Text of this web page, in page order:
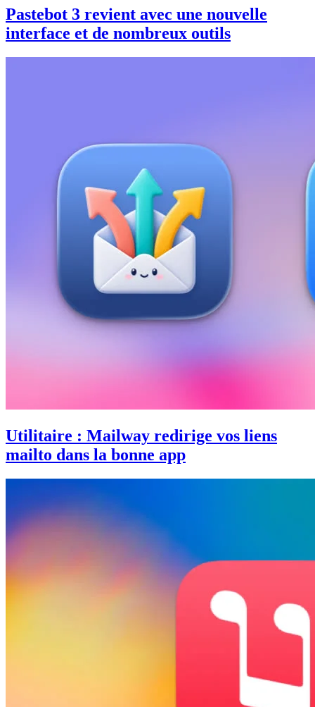
Pastebot 3 revient avec une nouvelle
interface et de nombreux outils
Utilitaire : Mailway redirige vos liens
mailto dans la bonne app